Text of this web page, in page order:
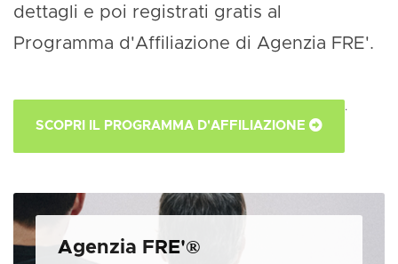
dettagli e poi registrati gratis al
Programma d'Affiliazione di Agenzia FRE'.
SCOPRI IL PROGRAMMA D'AFFILIAZIONE
.
Agenzia FRE'®